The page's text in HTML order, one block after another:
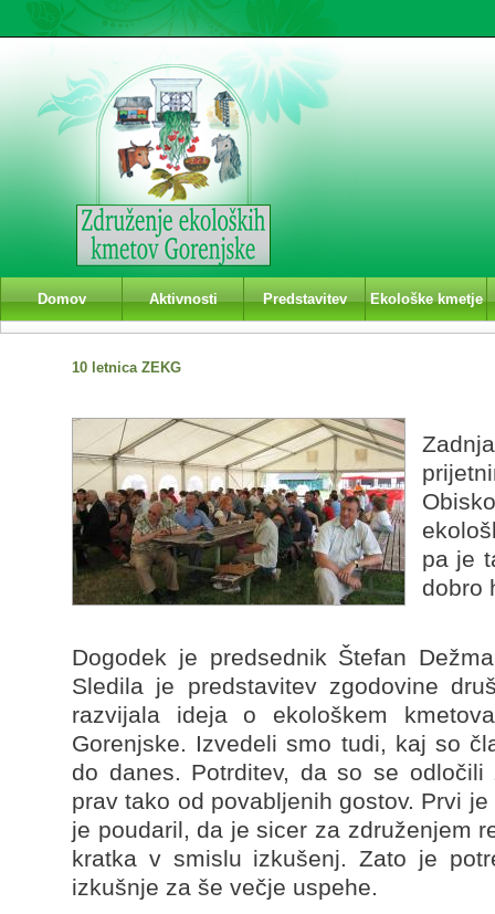
Domov Aktivnosti Predstavitev Ekološke kmetje
10 letnica ZEKG
pa je
dobro
Dogodek je predsednik Štefan
Sledila je predstavitev zgodovine
razvijala ideja o ekološkem
Gorenjske. Izvedeli smo tudi, kaj so
do danes. Potrditev, da so se
prav tako od povabljenih gostov. Prvi
je poudaril, da je sicer za združenjem
kratka v smislu izkušenj. Zato je
izkušnje za še večje uspehe.